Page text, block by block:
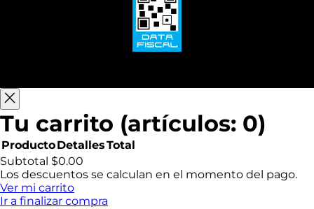
i
c
o
Tu carrito (artículos: 0)
Productos
del
ProductoDetallesTotal
Subtotal $0.00
Los descuentos se calculan en el momento del pago.
Ver mi carrito
Ir a finalizar compra